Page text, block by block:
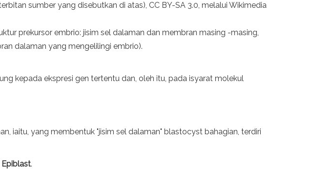
sumber yang disebutkan di atas), CC BY-SA 3.0, melalui Wikimedia
prekursor embrio: jisim sel dalaman dan membran masing -masing,
dalaman yang mengelilingi embrio).
kepada ekspresi gen tertentu dan, oleh itu, pada isyarat molekul
iaitu, yang membentuk "jisim sel dalaman" blastocyst bahagian, terdiri
Epiblast.